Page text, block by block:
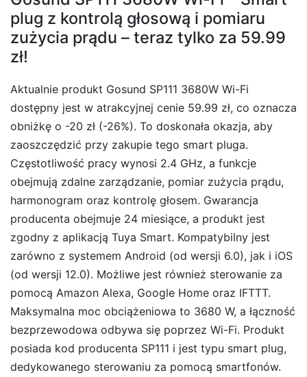
plug z kontrolą głosową i pomiaru
zużycia prądu – teraz tylko za 59.99
zł!
Aktualnie produkt Gosund SP111 3680W Wi-Fi
dostępny jest w atrakcyjnej cenie 59.99 zł, co oznacza
obniżkę o -20 zł (-26%). To doskonała okazja, aby
zaoszczędzić przy zakupie tego smart pluga.
Częstotliwość pracy wynosi 2.4 GHz, a funkcje
obejmują zdalne zarządzanie, pomiar zużycia prądu,
harmonogram oraz kontrolę głosem. Gwarancja
producenta obejmuje 24 miesiące, a produkt jest
zgodny z aplikacją Tuya Smart. Kompatybilny jest
zarówno z systemem Android (od wersji 6.0), jak i iOS
(od wersji 12.0). Możliwe jest również sterowanie za
pomocą Amazon Alexa, Google Home oraz IFTTT.
Maksymalna moc obciążeniowa to 3680 W, a łączność
bezprzewodowa odbywa się poprzez Wi-Fi. Produkt
posiada kod producenta SP111 i jest typu smart plug,
dedykowanego sterowaniu za pomocą smartfonów.